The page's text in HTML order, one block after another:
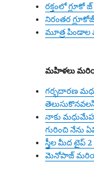
రక్తంలో గ్లూకో
నిరంతర
మూత్ర పిండాల
మహిళలు
గర్భదారణ
నాకు
గురించి నేను
స్త్రీల మీద
మెనోపాజ్